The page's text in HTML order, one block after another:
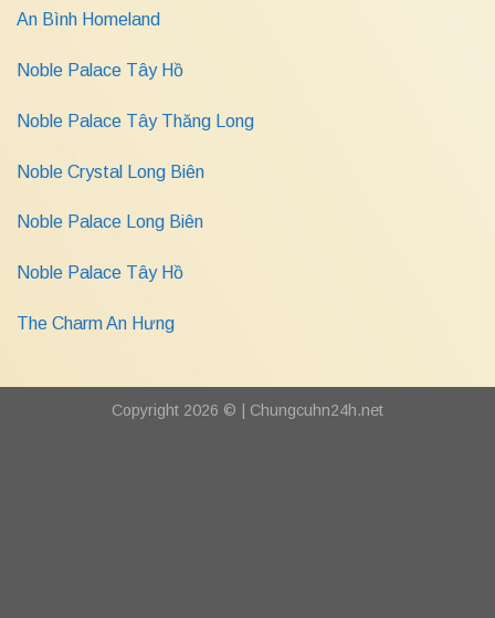
An Bình Homeland
Noble Palace Tây Hồ
Noble Palace Tây Thăng Long
Noble Crystal Long Biên
Noble Palace Long Biên
Noble Palace Tây Hồ
The Charm An Hưng
Copyright 2026 © | Chungcuhn24h.net